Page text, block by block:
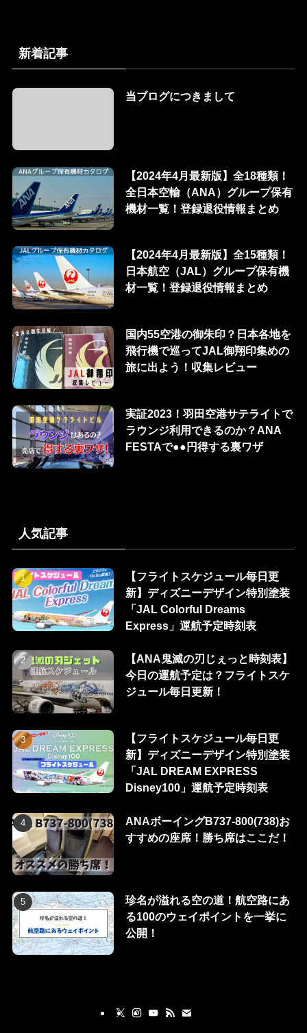
新着記事
当ブログにつきまして
【2024年4月最新版】全18種類！
全日本空輸（ANA）グループ保有
機材一覧！登録退役情報まとめ
【2024年4月最新版】全15種類！
日本航空（JAL）グループ保有機
材一覧！登録退役情報まとめ
国内55空港の御朱印？日本各地を
飛行機で巡ってJAL御翔印集めの
旅に出よう！収集レビュー
実証2023！羽田空港サテライトで
ラウンジ利用できるのか？ANA
FESTAで●●円得する裏ワザ
人気記事
【フライトスケジュール毎日更
新】ディズニーデザイン特別塗装
「JAL Colorful Dreams
Express」運航予定時刻表
【ANA鬼滅の刃じぇっと時刻表】
今日の運航予定は？フライトスケ
ジュール毎日更新！
【フライトスケジュール毎日更
新】ディズニーデザイン特別塗装
「JAL DREAM EXPRESS
Disney100」運航予定時刻表
ANAボーイングB737-800(738)お
すすめの座席！勝ち席はここだ！
珍名が溢れる空の道！航空路にあ
る100のウェイポイントを一挙に
公開！